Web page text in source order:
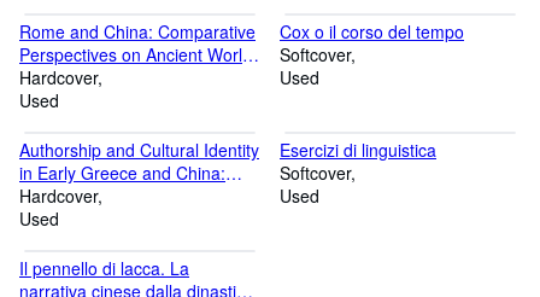
opere dimenticate dall'editoria, talvolta ristamparle, e far sì che
possano rinascere a nuova vita è l'obbiettivo che si sono prefissi
perché un buon libro può invecchiare ma non morire.
Rome and China: Comparative
Perspectives on Ancient World
Empires
Hardcover
Used
Cox o il corso del tempo
Softcover
Used
Authorship and Cultural Identity
in Early Greece and China:
Patterns of Literary Circulation
Hardcover
Used
Esercizi di linguistica
Softcover
Used
Il pennello di lacca. La
narrativa cinese dalla dinastia